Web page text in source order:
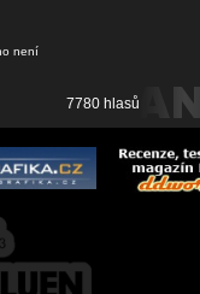
7780 hlasů